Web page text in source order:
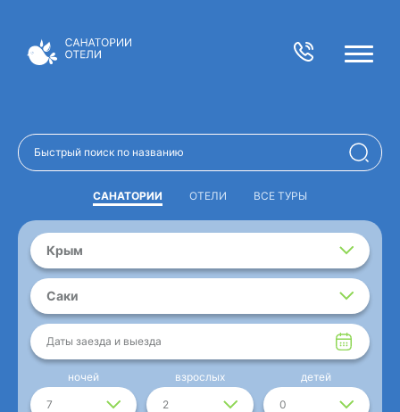
САНАТОРИИ ОТЕЛИ ВСЕ ТУРЫ
Крым
Саки
Даты заезда и выезда
7
ночей
2
взрослых
0
детей